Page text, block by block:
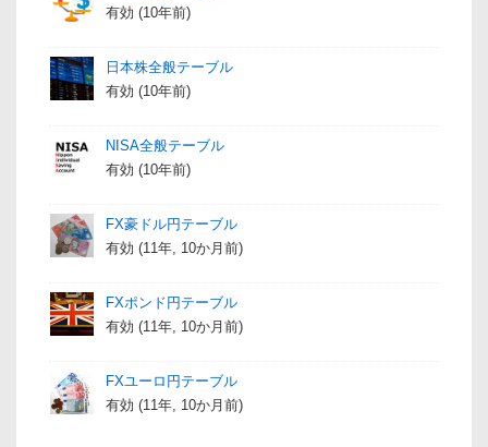
有効 (10年前)
日本株全般テーブル
有効 (10年前)
NISA全般テーブル
有効 (10年前)
FX豪ドル円テーブル
有効 (11年, 10か月前)
FXポンド円テーブル
有効 (11年, 10か月前)
FXユーロ円テーブル
有効 (11年, 10か月前)